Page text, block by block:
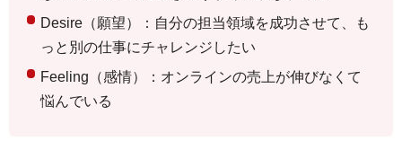
Desire（願望）：自分の担当領域を成功させて、も
っと別の仕事にチャレンジしたい
Feeling（感情）：オンラインの売上が伸びなくて
悩んでいる